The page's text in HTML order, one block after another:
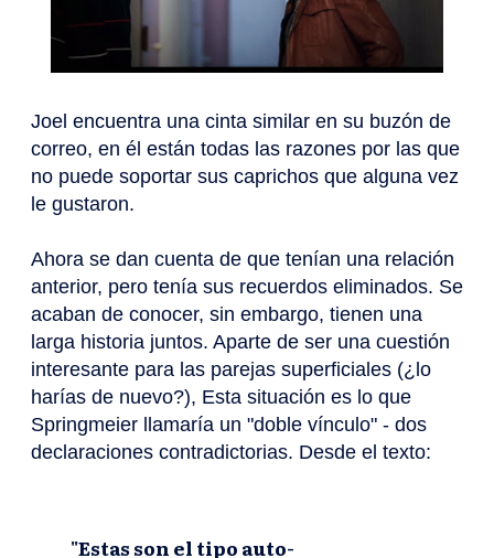
Joel encuentra una cinta similar en su buzón de
correo, en él están todas las razones por las que
no puede soportar sus caprichos que alguna vez
le gustaron.
Ahora se dan cuenta de que tenían una relación
anterior, pero tenía sus recuerdos eliminados. Se
acaban de conocer, sin embargo, tienen una
larga historia juntos. Aparte de ser una cuestión
interesante para las parejas superficiales (¿lo
harías de nuevo?), Esta situación es lo que
Springmeier llamaría un "doble vínculo" - dos
declaraciones contradictorias. Desde el texto:
"Estas son el tipo auto-